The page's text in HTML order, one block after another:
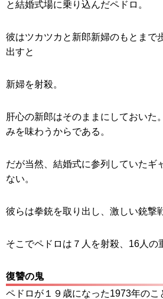
と結婚式場に乗り込んだペドロ。
彼はツカツカと新郎新婦のもとまで
出すと
新婦を射殺。
肝心の新郎はそのままにしておいた
みを味わうからである。
だが当然、結婚式に参列していたギ
ない。
彼らは拳銃を取り出し、激しい銃撃
そこでペドロは７人を射殺、16人の
復讐の鬼
ペドロが１９歳になった1973年のこ